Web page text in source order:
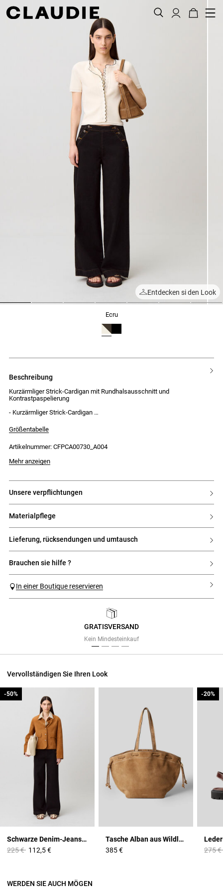
Entdecken si den Look
ecru
beschreibung
Kurzärmliger Strick-Cardigan mit Rundhalsausschnitt und
Kontrastpaspelierung
- Kurzärmliger Strick-Cardigan
- Verdeckte Knopfleiste
- 11 Knöpfe
- Kontrastpaspelierung am Kragen und an der Knopfleiste
Größentabelle
Artikelnummer: CFPCA00730_A004
Mehr anzeigen
unsere verpflichtungen
materialpflege
lieferung, rücksendungen und umtausch
brauchen sie hilfe ?
In einer Boutique reservieren
GRATISVERSAND
Kein Mindesteinkauf
Vervollständigen Sie Ihren Look
Schwarze Denim-Jeans mit Steg
Price reduced from
225 €to
-50%
112,5 €
-50%
Tasche Alban aus Wildleder
385 €
Price
275 €
-20%
-20%
WERDEN SIE AUCH MÖGEN